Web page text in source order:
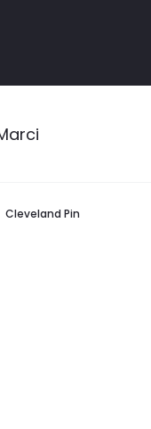
Cleveland Pin